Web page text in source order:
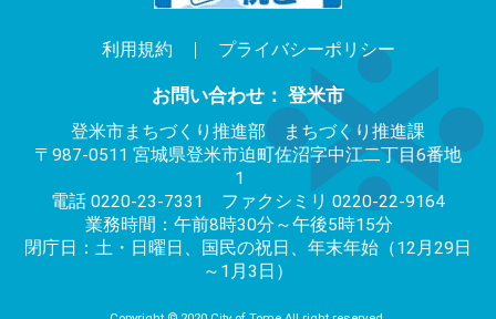
利用規約 プライバシーポリシー
お問い合わせ： 登米市
登米市まちづくり推進部 まちづくり推進課
〒987-0511 宮城県登米市迫町佐沼字中江二丁目6番地
1
電話 0220-23-7331 ファクシミリ 0220-22-9164
業務時間：午前8時30分～午後5時15分
閉庁日：土・日曜日、国民の祝日、年末年始（12月29日
～1月3日）